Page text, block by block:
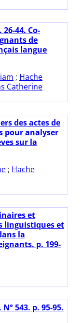
44. Co-
de
langue
; Hache
Catherine
des actes de
pour analyser
sur la
; Hache
et
linguistiques et
la
p. 199-
543. p. 95-95.